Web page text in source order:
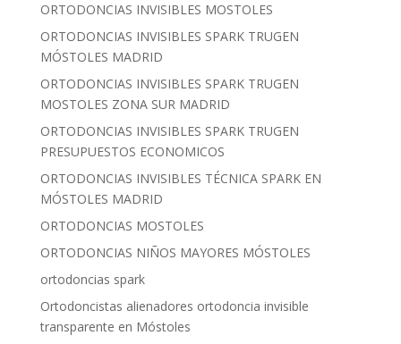
ORTODONCIAS INVISIBLES MOSTOLES
ORTODONCIAS INVISIBLES SPARK TRUGEN
MÓSTOLES MADRID
ORTODONCIAS INVISIBLES SPARK TRUGEN
MOSTOLES ZONA SUR MADRID
ORTODONCIAS INVISIBLES SPARK TRUGEN
PRESUPUESTOS ECONOMICOS
ORTODONCIAS INVISIBLES TÉCNICA SPARK EN
MÓSTOLES MADRID
ORTODONCIAS MOSTOLES
ORTODONCIAS NIÑOS MAYORES MÓSTOLES
ortodoncias spark
Ortodoncistas alienadores ortodoncia invisible
transparente en Móstoles